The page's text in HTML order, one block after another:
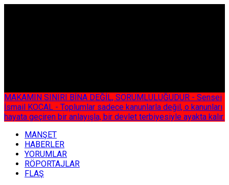
MAKAMIN SINIRI BİNA DEĞİL, SORUMLULUĞUDUR - Sensei
İsmail KOCAL - Toplumlar sadece kanunlarla değil, o kanunları
hayata geçiren bir anlayışla, bir devlet terbiyesiyle ayakta kalır.
MANŞET
HABERLER
YORUMLAR
RÖPORTAJLAR
FLAŞ